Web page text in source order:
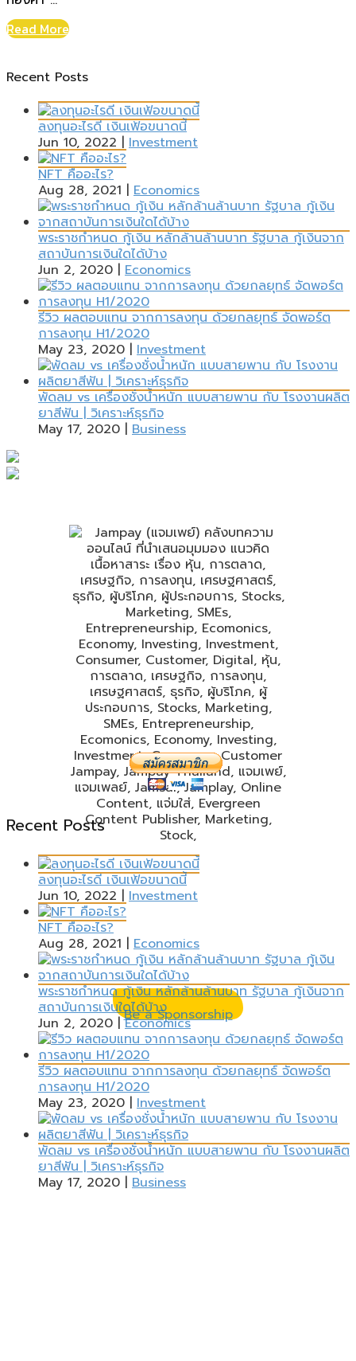
Read More
Recent Posts
ลงทุนอะไรดี เงินเฟ้อขนาดนี้
Jun 10, 2022 | Investment
NFT คืออะไร?
Aug 28, 2021 | Economics
พระราชกำหนด กู้เงิน หลักล้านล้านบาท รัฐบาล กู้เงินจาก
สถาบันการเงินใดได้บ้าง
Jun 2, 2020 | Economics
รีวิว ผลตอบแทน จากการลงทุน ด้วยกลยุทธ์ จัดพอร์ต
การลงทุน H1/2020
May 23, 2020 | Investment
พัดลม vs เครื่องชั่งน้ำหนัก แบบสายพาน กับ โรงงานผลิต
ยาสีฟัน | วิเคราะห์ธุรกิจ
May 17, 2020 | Business
JAMPAY Thailand
Evergreen Content Publisher
"ร่วมกัน x สร้างสรรค์"
JAM session - PAY for social.
Jampay (แจมเพย์) คลังบทความออนไลน์ ที่นำเสนอมุมมอง แนวคิด เนื้อหาสาระ ที่เป็นประโยชน์ เรื่อง หุ้น, การ
ตลาด, เศรษฐกิจ, การลงทุน, เศรษฐศาสตร์, ธุรกิจ, ผู้บริโภค, ผู้ประกอบการ, Stocks, Marketing, SMEs,
Entrepreneurship, Ecomonics, Economy, Investing, Investment, Consumer, Customer, Digital
Marketing
Be a Sponsorship
Recent Posts
ลงทุนอะไรดี เงินเฟ้อขนาดนี้
Jun 10, 2022 | Investment
NFT คืออะไร?
Aug 28, 2021 | Economics
พระราชกำหนด กู้เงิน หลักล้านล้านบาท รัฐบาล กู้เงินจาก
สถาบันการเงินใดได้บ้าง
Jun 2, 2020 |Economics
รีวิว ผลตอบแทน จากการลงทุน ด้วยกลยุทธ์ จัดพอร์ต
การลงทุน H1/2020
May 23, 2020 | Investment
พัดลม vs เครื่องชั่งน้ำหนัก แบบสายพาน กับ โรงงานผลิต
ยาสีฟัน | วิเคราะห์ธุรกิจ
May 17, 2020 | Business